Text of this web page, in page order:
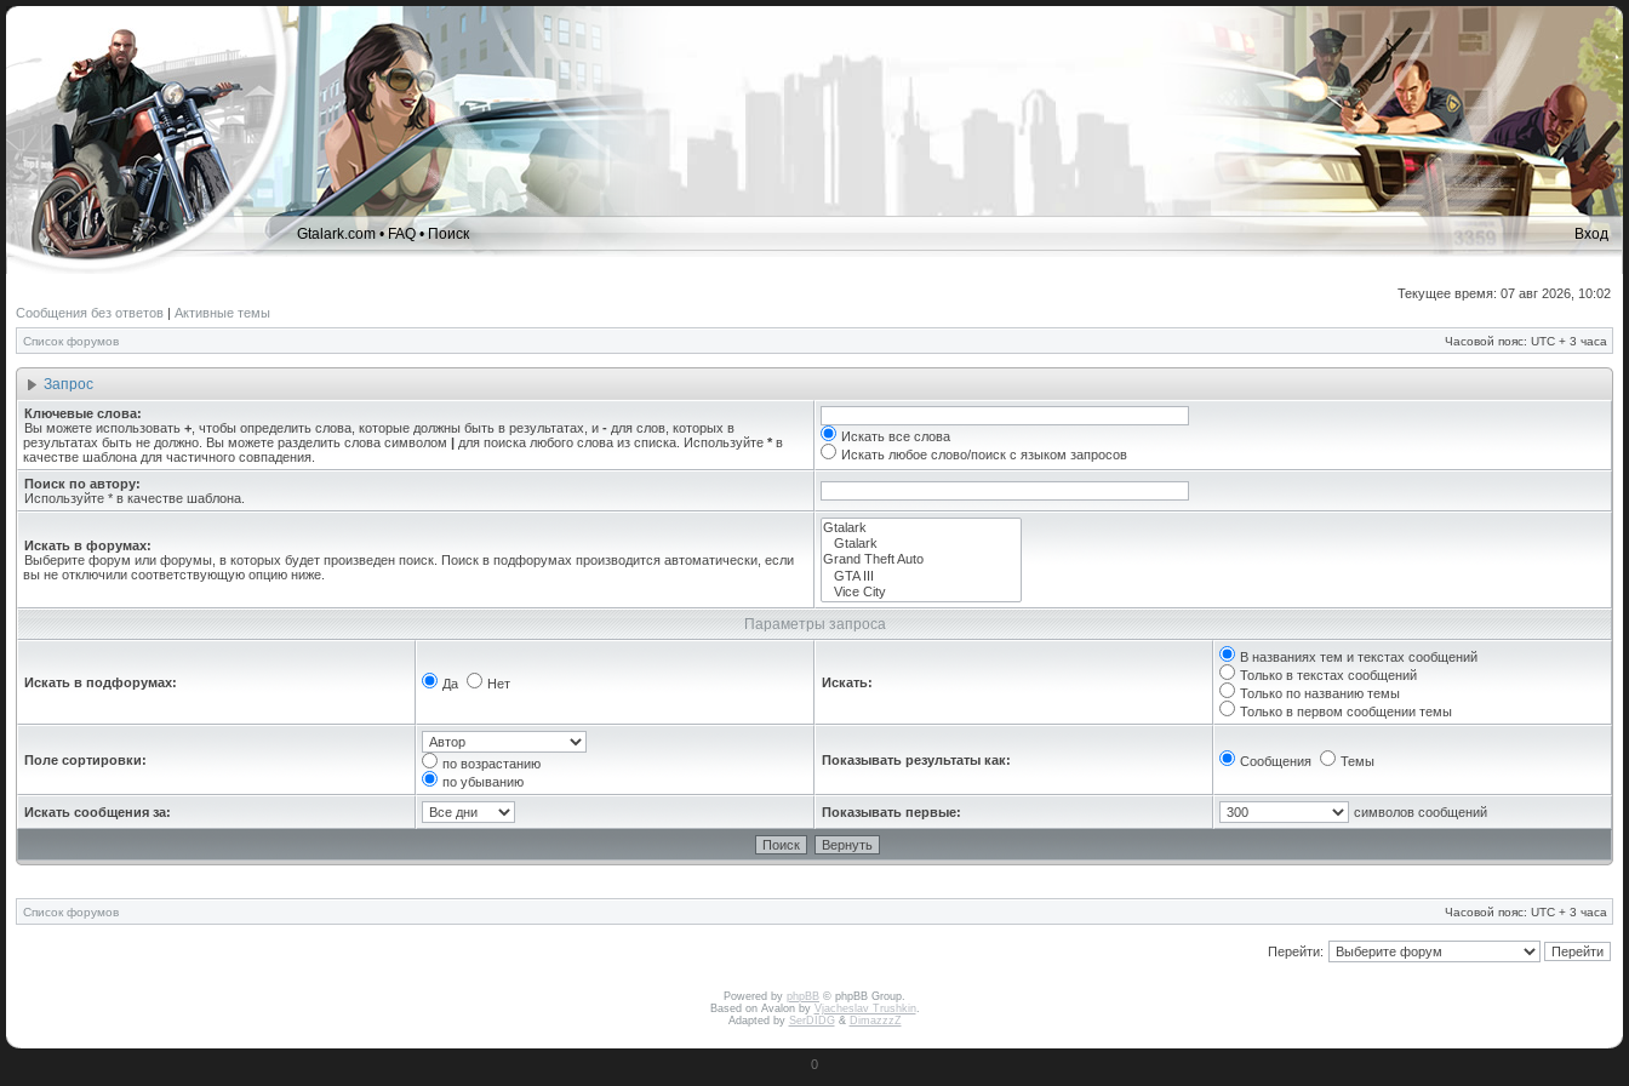
Gtalark.com •FAQ•Поиск Вход
Текущее время: 07 авг 2026, 10:02
Сообщения без ответов | Активные темы
Список форумов Часовой пояс: UTC + 3 часа
Запрос
Ключевые слова:
Вы можете использовать + , чтобы определить слова, которые должны быть в результатах, и - для слов, которых в
результатах быть не должно. Вы можете разделить слова символом | для поиска любого слова из списка. Используйте *в
качестве шаблона для частичного совпадения.
Искать все слова
Искать любое слово/поиск с языком запросов
Поиск по автору:
Используйте * в качестве шаблона.
Искать в форумах:
Выберите форум или форумы, в которых будет произведен поиск. Поиск в подфорумах производится автоматически, если
вы не отключили соответствующую опцию ниже.
Параметры запроса
Искать в подфорумах: Да Нет Искать:
В названиях тем и текстах сообщений
Только в текстах сообщений
Только по названию темы
Только в первом сообщении темы
Поле сортировки:
по возрастанию
по убыванию
Показывать результаты как: Сообщения Темы
Искать сообщения за: Показывать первые: символов сообщений
Список форумов Часовой пояс: UTC + 3 часа
Перейти:
Powered by phpBB © phpBB Group.
Based on Avalon by Vjacheslav Trushkin.
Adapted by SerDIDG& DimazzzZ
0